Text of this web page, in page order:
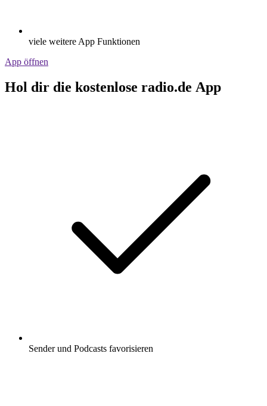
viele weitere App Funktionen
App öffnen
Hol dir die kostenlose radio.de App
Sender und Podcasts favorisieren